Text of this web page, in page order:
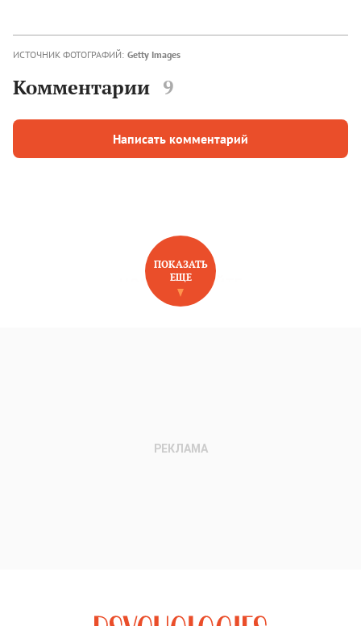
ИСТОЧНИК ФОТОГРАФИЙ: Getty Images
Комментарии 9
Написать комментарий
НОВОЕ НА САЙТЕ
ПОКАЗАТЬ
ЕЩЕ